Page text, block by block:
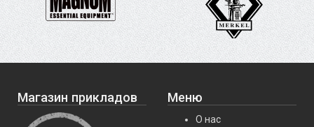
Магазин прикладов Меню
О нас